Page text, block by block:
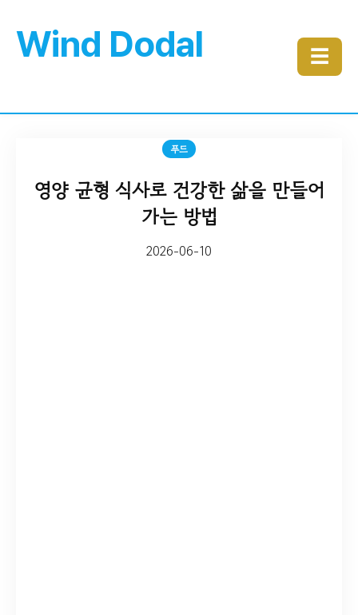
Wind Dodal ☰
푸드
영양 균형 식사로 건강한 삶을 만들어
가는 방법
2026-06-10